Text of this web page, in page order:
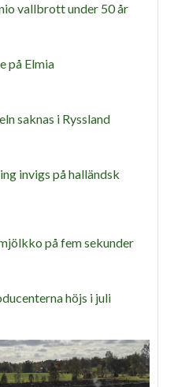
vallbrott under 50 år
på Elmia
saknas i Ryssland
invigs på halländsk
på fem sekunder
höjs i juli